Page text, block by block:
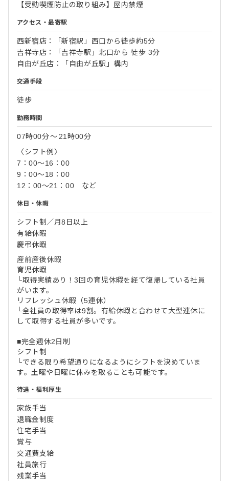
【受動喫煙防止の取り組み】屋内禁煙
アクセス・最寄駅
西新宿店：「新宿駅」西口から徒歩約5分
吉祥寺店：「吉祥寺駅」北口から 徒歩 3分
自由が丘店：「自由が丘駅」構内
交通手段
徒歩
勤務時間
07時00分〜 21時00分
〈シフト例〉
7：00～16：00
9：00～18：00
12：00～21：00 など
休日・休暇
シフト制／月8日以上
有給休暇
慶弔休暇
産前産後休暇
育児休暇
└取得実績あり！3回の育児休暇を経て復帰している社員
がいます。
リフレッシュ休暇（5連休）
└全社員の取得率は9割。有給休暇と合わせて大型連休に
して取得する社員が多いです。
■完全週休2日制
シフト制
└できる限り希望通りになるようにシフトを決めていま
す。土曜や日曜に休みを取ることも可能です。
待遇・福利厚生
家族手当
退職金制度
住宅手当
賞与
交通費支給
社員旅行
残業手当